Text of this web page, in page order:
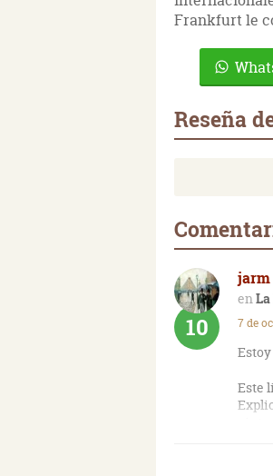
Frankfurt le
Reseña
jarm
10 7 de
Este